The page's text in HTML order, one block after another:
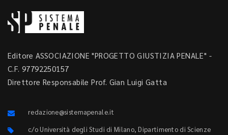
Editore ASSOCIAZIONE "PROGETTO GIUSTIZIA PENALE" -
C.F. 97792250157
Direttore Responsabile Prof. Gian Luigi Gatta
redazione@sistemapenale.it
c/o Università degli Studi di Milano, Dipartimento di Scienze